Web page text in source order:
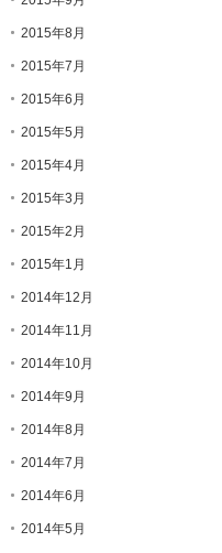
2015年8月
2015年7月
2015年6月
2015年5月
2015年4月
2015年3月
2015年2月
2015年1月
2014年12月
2014年11月
2014年10月
2014年9月
2014年8月
2014年7月
2014年6月
2014年5月